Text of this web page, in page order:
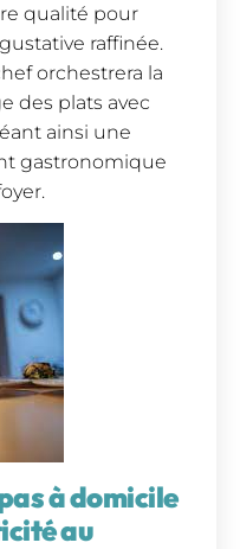
qualité pour
raffinée.
orchestrera la
des plats avec
ainsi une
gastronomique
à domicile
au